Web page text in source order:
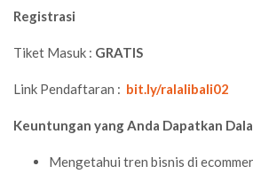
Registrasi
Tiket Masuk : GRATIS
Link Pendaftaran : bit.ly/ralalibali02
Keuntungan yang Anda Dapatkan
Mengetahui tren bisnis di